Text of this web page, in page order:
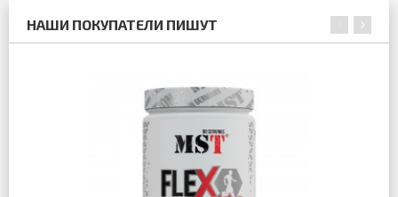
НАШИ ПОКУПАТЕЛИ ПИШУТ